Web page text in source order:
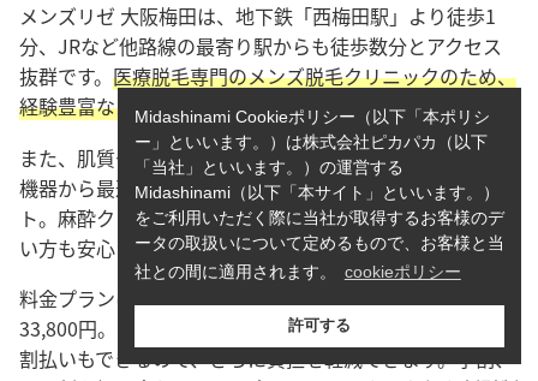
メンズリゼ 大阪梅田は、地下鉄「西梅田駅」より徒歩1
分、JRなど他路線の最寄り駅からも徒歩数分とアクセス
抜群です。 医療脱毛専門のメンズ脱毛クリニックのため、
経験豊富なスタッフが多数在籍 しています。
また、肌質や毛質を見極め、3種類の医療レーザー 脱毛
機器から最適な機器を選んで施術してくれるのもポイン
ト。麻酔クリームと笑気麻酔が使用できるので、痛みに弱
い方も安心して施術を受けられますよ。
料金プランは、一番人気のヒゲ全体脱毛セットが1回
33,800円。リーズナブルな料金ですが、コース契約なら分
割払いもできるので、さらに負担を軽減できます。学割、
Midashinami Cookieポリシー（以下「本ポリシ
ー」といいます。）は株式会社ピカパカ（以下
「当社」といいます。）の運営する
Midashinami（以下「本サイト」といいます。）
をご利用いただく際に当社が取得するお客様のデ
ータの取扱いについて定めるもので、お客様と当
社との間に適用されます。
cookieポリシー
許可する